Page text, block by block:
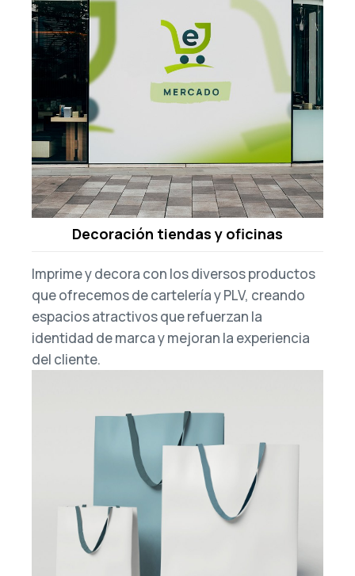
Decoración tiendas y oficinas
Imprime y decora con los diversos productos
que ofrecemos decartelería y PLV, creando
espacios atractivos que refuerzan la
identidad de marca y mejoran la experiencia
del cliente.